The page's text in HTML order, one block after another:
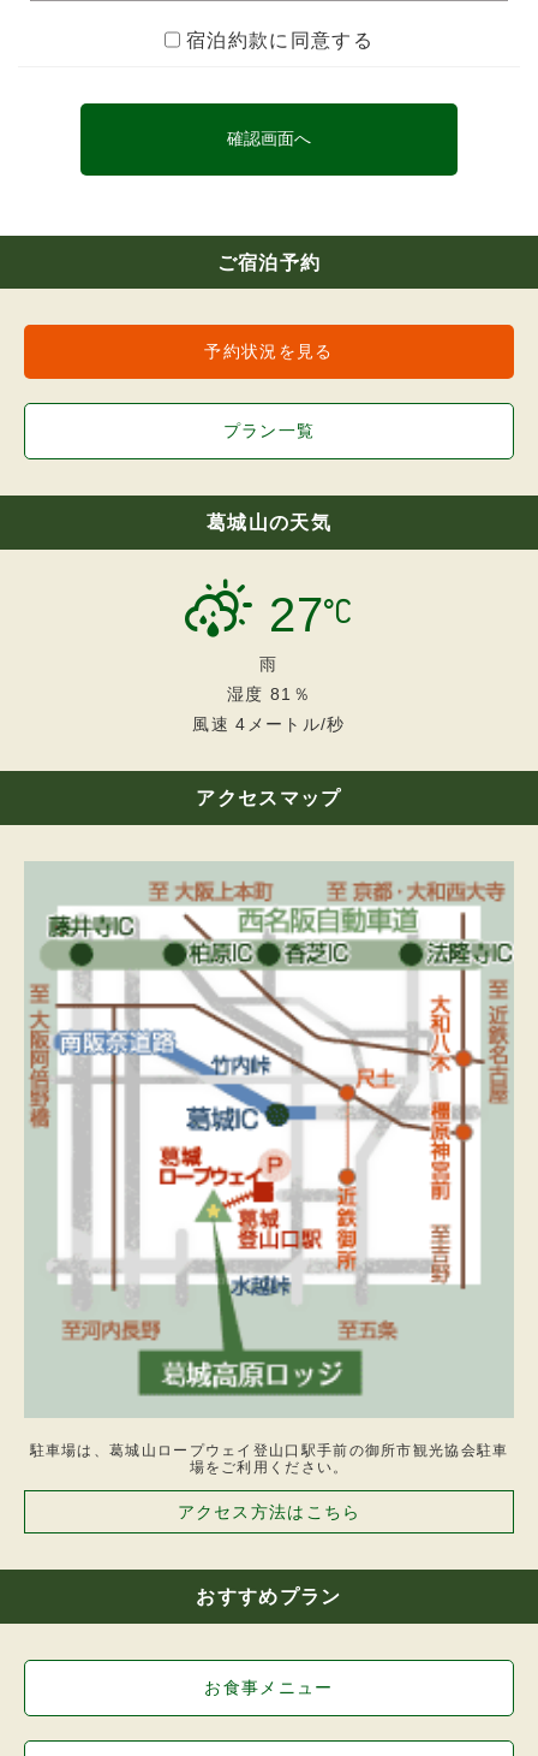
ご宿泊予約
予約状況を見る
プラン一覧
葛城山の天気
27
雨
湿度 81 ％
風速4 メートル/秒
アクセスマップ
駐車場は、葛城山ロープウェイ登山口駅手前の御所市観光協会駐車
場をご利用ください。
アクセス方法はこちら
おすすめプラン
お食事メニュー
（3）宿泊しようとする人が宿泊に関し、法令
の規定または公の秩序若しくは善良の風俗に反
き。
（4）宿泊しようとする人が、暴力団、暴力団
員、暴力団関係者、その他反社会的勢力である
とき。
であるとき。
（6）宿泊しようとする人が法人で、その役員
のうちに暴力団員に該当する者があるとき。
員に対して暴力的要求行為を行ったとき。
（8）宿泊しようとする人が伝染病の疾患また
は、精神に異常があると認められたとき。
（9）宿泊に関し合理的な範囲を超える負担を
（10）天災、施設の故障、その他やむを得な
（11）宿泊しようとする人が、泥酔等で他の
利用者に迷惑を及ぼすおそれがあるとき。
高原ロッジは、予約の申込みをお受けするに当
たり、その予約申込者に対して次の事項の明告
（1）宿泊者の住所、氏名、連絡先、人数、利
用日数、夕食メニュー、ロープウェイ利用の有
第４条
場合には、期限を定めて、予定利用料を限度と
する予約金の支払いを求めることがあります。
2.前項の予約金は、次条に定める場合に該当す
るときは、同条の違約金に充当し、残額があれ
ば返還します。
（予約の解除）
第５条
1.予約の申込者が予約の全部または一部をキャ
ンセルする際は利用日を除く７日前から違約金
をいただきます。なお、１５名以上の団体は利
用日を除く１０日前、１２月３１日～１月３日
の間は１４日前。
2.高原ロッジは、宿泊者が連絡をしないで宿泊
当日午後５時（あらかじめ到着時刻が明示され
ている場合はその時刻を２時間経過した時刻）
になっても到着しないときは、その予約は申込
者より解除されたものとして処理することがあ
ります。
3.前項の規定のより解除されたものとみなした
場合において、宿泊者がその連絡をしなかった
ことが、列車、バス等公共の運輸機関の不着、
遅延その他宿泊者の責に帰さない理由によるも
のであることが明らかなときは、第１項の違約
金はいただきません。
第６条
1.高原ロッジは、他に定める場合を除くほか、
次の場合には予約を解除することがあります。
（1）第２条第３号から第１１号までに該当す
ることとなったとき。
に歪曲されたと認められたとき。
（3）第４条第１項の予約金の支払いを請求し
た場合において期限までにその支払いがないと
除したときは、その予約についてすでに収受し
た予約金があれば返還します。
宿泊約款に同意する